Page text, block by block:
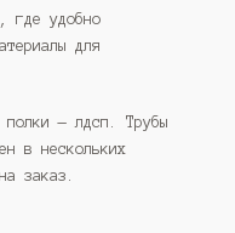
где удобно
для
полки — лдсп. Трубы
в нескольких
заказ.